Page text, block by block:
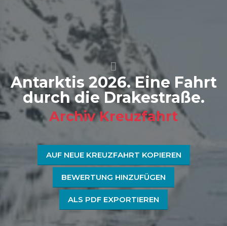
Antarktis 2026. Eine Fahrt
durch die Drakestraße.
Archiv Kreuzfahrt
AUF NEUE KREUZFAHRT KOPIEREN
BEWERTUNG HINZUFÜGEN
ALS PDF EXPORTIEREN